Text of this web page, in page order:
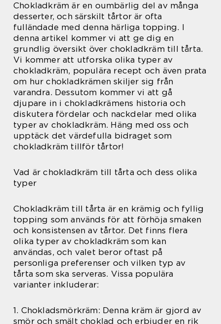
Chokladkräm är en oumbärlig del av många
desserter, och särskilt tårtor är ofta
fulländade med denna härliga topping. I
denna artikel kommer vi att ge dig en
grundlig översikt över chokladkräm till tårta.
Vi kommer att utforska olika typer av
chokladkräm, populära recept och även prata
om hur chokladkrämen skiljer sig från
varandra. Dessutom kommer vi att gå
djupare in i chokladkrämens historia och
diskutera fördelar och nackdelar med olika
typer av chokladkräm. Häng med oss och
upptäck det värdefulla bidraget som
chokladkräm tillför tårtor!
Vad är chokladkräm till tårta och dess olika
typer
Chokladkräm till tårta är en krämig och fyllig
topping som används för att förhöja smaken
och konsistensen av tårtor. Det finns flera
olika typer av chokladkräm som kan
användas, och valet beror oftast på
personliga preferenser och vilken typ av
tårta som ska serveras. Vissa populära
varianter inkluderar:
1. Chokladsmörkräm: Denna kräm är gjord av
smör och smält choklad och erbjuder en rik